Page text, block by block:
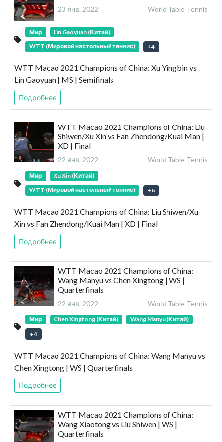
23 янв. 2022 World Table Tennis
Мир
Lin Gaoyuan (Китай)
WTT (Мировой настольный теннис)
+4
WTT Macao 2021 Champions of China: Xu Yingbin vs
Lin Gaoyuan | MS | Semifinals
Подробнее
WTT Macao 2021 Champions of China: Liu
Shiwen/Xu Xin vs Fan Zhendong/Kuai Man |
XD | Final
22 янв. 2022 World Table Tennis
Мир
Xu Xin (Китай)
WTT (Мировой настольный теннис)
+6
WTT Macao 2021 Champions of China: Liu Shiwen/Xu
Xin vs Fan Zhendong/Kuai Man | XD | Final
Подробнее
WTT Macao 2021 Champions of China:
Wang Manyu vs Chen Xingtong | WS |
Quarterfinals
22 янв. 2022 World Table Tennis
Мир Chen Xingtong (Китай)
Wang Manyu (Китай)
+4
WTT Macao 2021 Champions of China: Wang Manyu vs
Chen Xingtong | WS | Quarterfinals
Подробнее
WTT Macao 2021 Champions of China:
Wang Xiaotong vs Liu Shiwen | WS |
Quarterfinals